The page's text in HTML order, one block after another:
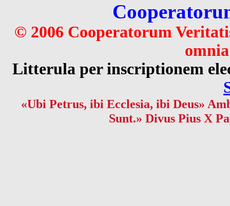
© 2006 Cooperatorum
Litterula per inscriptionem
«Ubi Petrus, ibi Ecclesia, ibi Deus»
Sunt.» Divus Pius X